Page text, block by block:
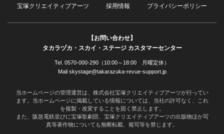
宝塚クリエイティブアーツ 採用情報 プライバシーポリシー
【お問い合わせ】
タカラヅカ・スカイ・ステージ カスタマーセンター
Tel. 0570-000-290（10:00～18:00 月曜定休）
Mail skystage@takarazuka-revue-support.jp
当ホームページの管理運営は、株式会社宝塚クリエイティブアーツが行ってい
ます。当ホームページに掲載している情報については、当社の許可なく、これ
を複製・改変することを固く禁止します。
また、阪急電鉄並びに宝塚歌劇団、宝塚クリエイティブアーツの出版物ほか写
真等著作物についても無断転載、複写等を禁じます。